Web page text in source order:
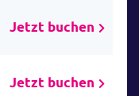
Jetzt buchen
Jetzt buchen